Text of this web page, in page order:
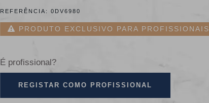
REFERÊNCIA: 0DV6980
PRODUTO EXCLUSIVO PARA PROFISSIONAIS
É profissional?
REGISTAR COMO PROFISSIONAL